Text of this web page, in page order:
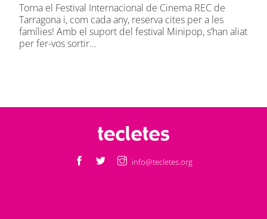
Torna el Festival Internacional de Cinema REC de
Tarragona i, com cada any, reserva cites per a les
famílies! Amb el suport del festival Minipop, s’han aliat
per fer-vos sortir…
info@tecletes.org